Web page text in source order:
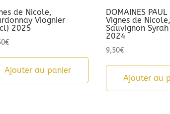
de Nicole,
Viognier
2025
€
Ajouter au panier
DOMAINES PAUL
Vignes de
Sauvignon
2024
9,50€
Ajouter au